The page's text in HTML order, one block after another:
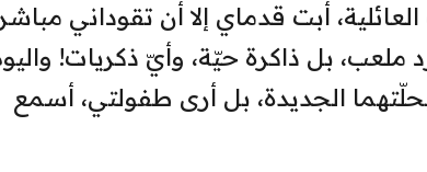
أبت قدماي إلا أن تقوداني
بل ذاكرة حيّة، وأيّ ذكريات!
الجديدة، بل أرى طفولتي، أسمع